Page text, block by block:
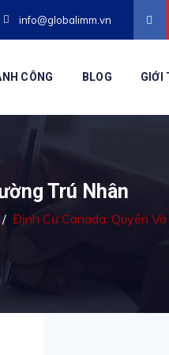
info@globalimm.vn
CÔNG BLOG GIỚI
Trú Nhân
/ Định Cư Canada: Quyền